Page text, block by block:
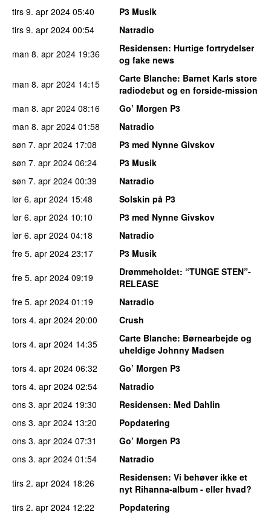
tirs 9. apr 2024 05:40
P3 Musik
tirs 9. apr 2024 00:54
Natradio
man 8. apr 2024 19:36 Residensen: Hurtige fortrydelser
og fake news
man 8. apr 2024 14:15 Carte Blanche: Barnet Karls store
radiodebut og en forside-mission
man 8. apr 2024 08:16
Go’ Morgen P3
man 8. apr 2024 01:58
Natradio
søn 7. apr 2024 17:08
P3 med Nynne Givskov
søn 7. apr 2024 06:24
P3 Musik
søn 7. apr 2024 00:39
Natradio
lør 6. apr 2024 15:48
Solskin på P3
lør 6. apr 2024 10:10
P3 med Nynne Givskov
lør 6. apr 2024 04:18
Natradio
fre 5. apr 2024 23:17
P3 Musik
fre 5. apr 2024 09:19 Drømmeholdet: “TUNGE STEN”-
RELEASE
fre 5. apr 2024 01:19
Natradio
tors 4. apr 2024 20:00
Crush
tors 4. apr 2024 14:35 Carte Blanche: Børnearbejde og
uheldige Johnny Madsen
tors 4. apr 2024 06:32
Go’ Morgen P3
tors 4. apr 2024 02:54
Natradio
ons 3. apr 2024 19:30 Residensen: Med Dahlin
ons 3. apr 2024 13:20
Popdatering
ons 3. apr 2024 07:31
Go’ Morgen P3
ons 3. apr 2024 01:54
Natradio
tirs 2. apr 2024 18:26 Residensen: Vi behøver ikke et
nyt Rihanna-album - eller hvad?
tirs 2. apr 2024 12:22
Popdatering